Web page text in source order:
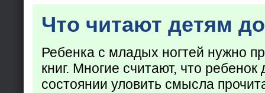
Что читают детям
Ребенка с младых ногтей нужно
книг. Многие считают, что ребенок
состоянии уловить смысла